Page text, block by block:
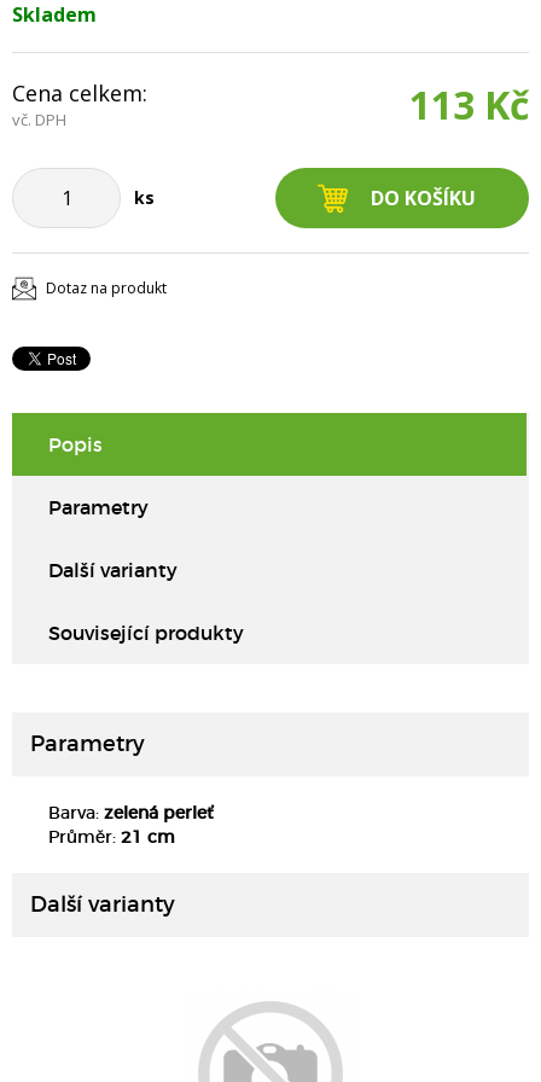
Skladem
Cena celkem:
vč. DPH 113 Kč
ks
Dotaz na produkt
Popis
Parametry
Další varianty
Související produkty
Parametry
Barva: zelená perleť
Průměr: 21 cm
Další varianty